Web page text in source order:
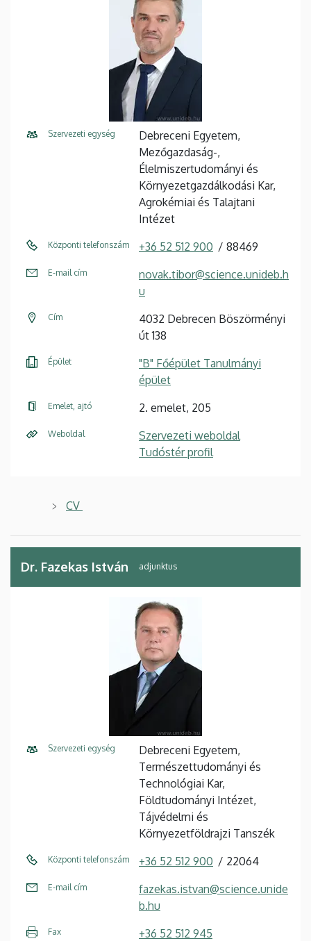
Szervezeti egység
Debreceni Egyetem,
Mezőgazdaság-,
Élelmiszertudományi és
Környezetgazdálkodási Kar,
Agrokémiai és Talajtani
Intézet
Központi telefonszám +36 52 512 900 88469
E-mail cím
novak.tibor@science.unideb.h
u
Cím
4032 Debrecen Böszörményi
út 138
Épület
"B" Főépület Tanulmányi
épület
Emelet, ajtó 2. emelet, 205
Weboldal
Szervezeti weboldal
Tudóstér profil
CV
Dr. Fazekas István adjunktus
Szervezeti egység
Debreceni Egyetem,
Természettudományi és
Technológiai Kar,
Földtudományi Intézet,
Tájvédelmi és
Környezetföldrajzi Tanszék
Központi telefonszám +36 52 512 900 22064
E-mail cím
fazekas.istvan@science.unide
b.hu
Fax +36 52 512 945